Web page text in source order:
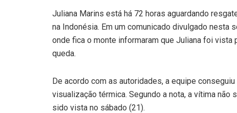
Juliana Marins está há 72 horas aguardando
na Indonésia. Em um comunicado divulgado nesta
onde fica o monte informaram que Juliana foi
queda.
De acordo com as autoridades, a equipe
visualização térmica. Segundo a nota, a vítima
sido vista no sábado (21).